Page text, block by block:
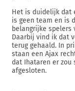
Het is duidelijk dat
is geen team en is
belangrijke spelers
Daarbij vind ik dat
terug gehaald. In
staan een Ajax
dat Ihataren er
afgesloten.